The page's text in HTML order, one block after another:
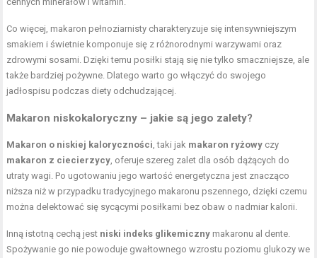
Co więcej, makaron pełnoziarnisty charakteryzuje się intensywniejszym
smakiem i świetnie komponuje się z różnorodnymi warzywami oraz
zdrowymi sosami. Dzięki temu posiłki stają się nie tylko smaczniejsze, ale
także bardziej pożywne. Dlatego warto go włączyć do swojego
jadłospisu podczas diety odchudzającej.
Makaron niskokaloryczny – jakie są jego zalety?
Makaron o niskiej kaloryczności , taki jak makaron ryżowy czy
makaron z ciecierzycy , oferuje szereg zalet dla osób dążących do
utraty wagi. Po ugotowaniu jego wartość energetyczna jest znacząco
niższa niż w przypadku tradycyjnego makaronu pszennego, dzięki czemu
można delektować się sycącymi posiłkami bez obaw o nadmiar kalorii.
Inną istotną cechą jest niski indeks glikemiczny makaronu al dente.
Spożywanie go nie powoduje gwałtownego wzrostu poziomu glukozy we